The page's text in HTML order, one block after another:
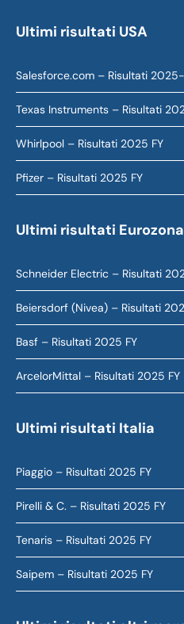
Ultimi risultati USA
Salesforce.com – Risultati
Texas Instruments – Risultati
Whirlpool – Risultati 2025 FY
Pfizer – Risultati 2025 FY
Ultimi risultati Eurozona
Schneider Electric – Risultati
Beiersdorf (Nivea) – Risultati
Basf – Risultati 2025 FY
ArcelorMittal – Risultati 2025 FY
Ultimi risultati Italia
Piaggio – Risultati 2025 FY
Pirelli & C. – Risultati 2025 FY
Tenaris – Risultati 2025 FY
Saipem – Risultati 2025 FY